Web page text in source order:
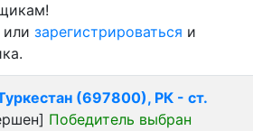
или зарегистрироваться и
(697800), РК - ст.
Победитель выбран